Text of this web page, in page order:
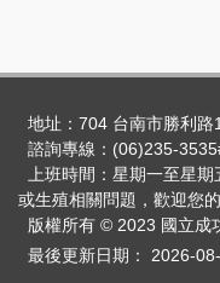
地址：704 台南市勝利路
諮詢專線：(06)235-
上班時間：星期一至星
或生殖相關問題，歡迎您
版權所有 © 2023 國立成
最後更新日期： 2026-